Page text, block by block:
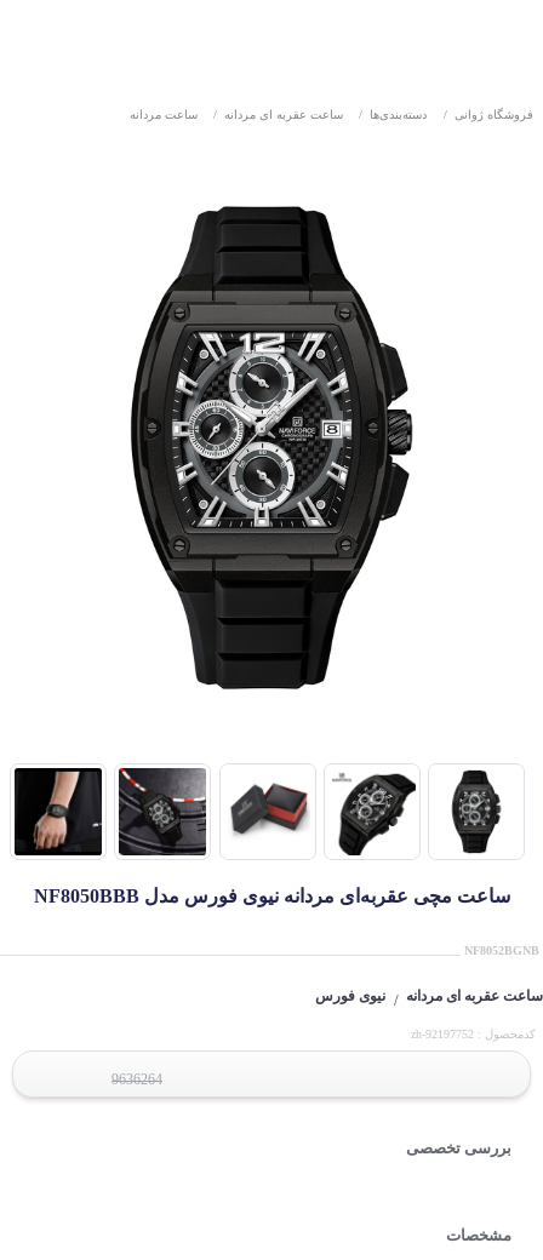
فروشگاه ژوانی / دسته‌بندی‌ها / ساعت عقربه ای مردانه / ساعت مردانه
ساعت مچی عقربه‌ای مردانه نیوی فورس مدل NF8050BBB
NF8052BGNB
ساعت عقربه ای مردانه / نیوی فورس
کدمحصول : zh-92197752
9636264
بررسی تخصصی
مشخصات